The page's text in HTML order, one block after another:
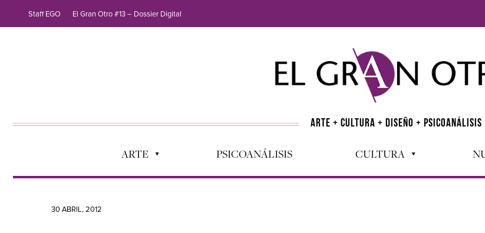
Staff EGO El Gran Otro #13 – Dossier Digital
ARTE + CULTURA + DISEÑO + PSICOANÁLISIS
ARTE PSICOANÁLISIS CULTURA
30 ABRIL, 2012